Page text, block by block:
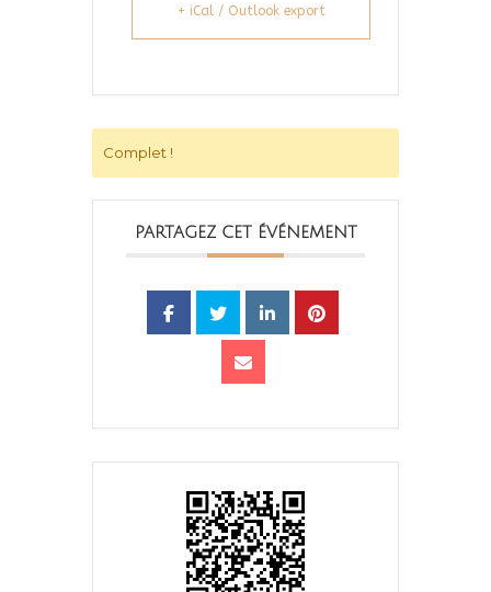
+ iCal / Outlook export
Complet !
PARTAGEZ CET ÉVÉNEMENT